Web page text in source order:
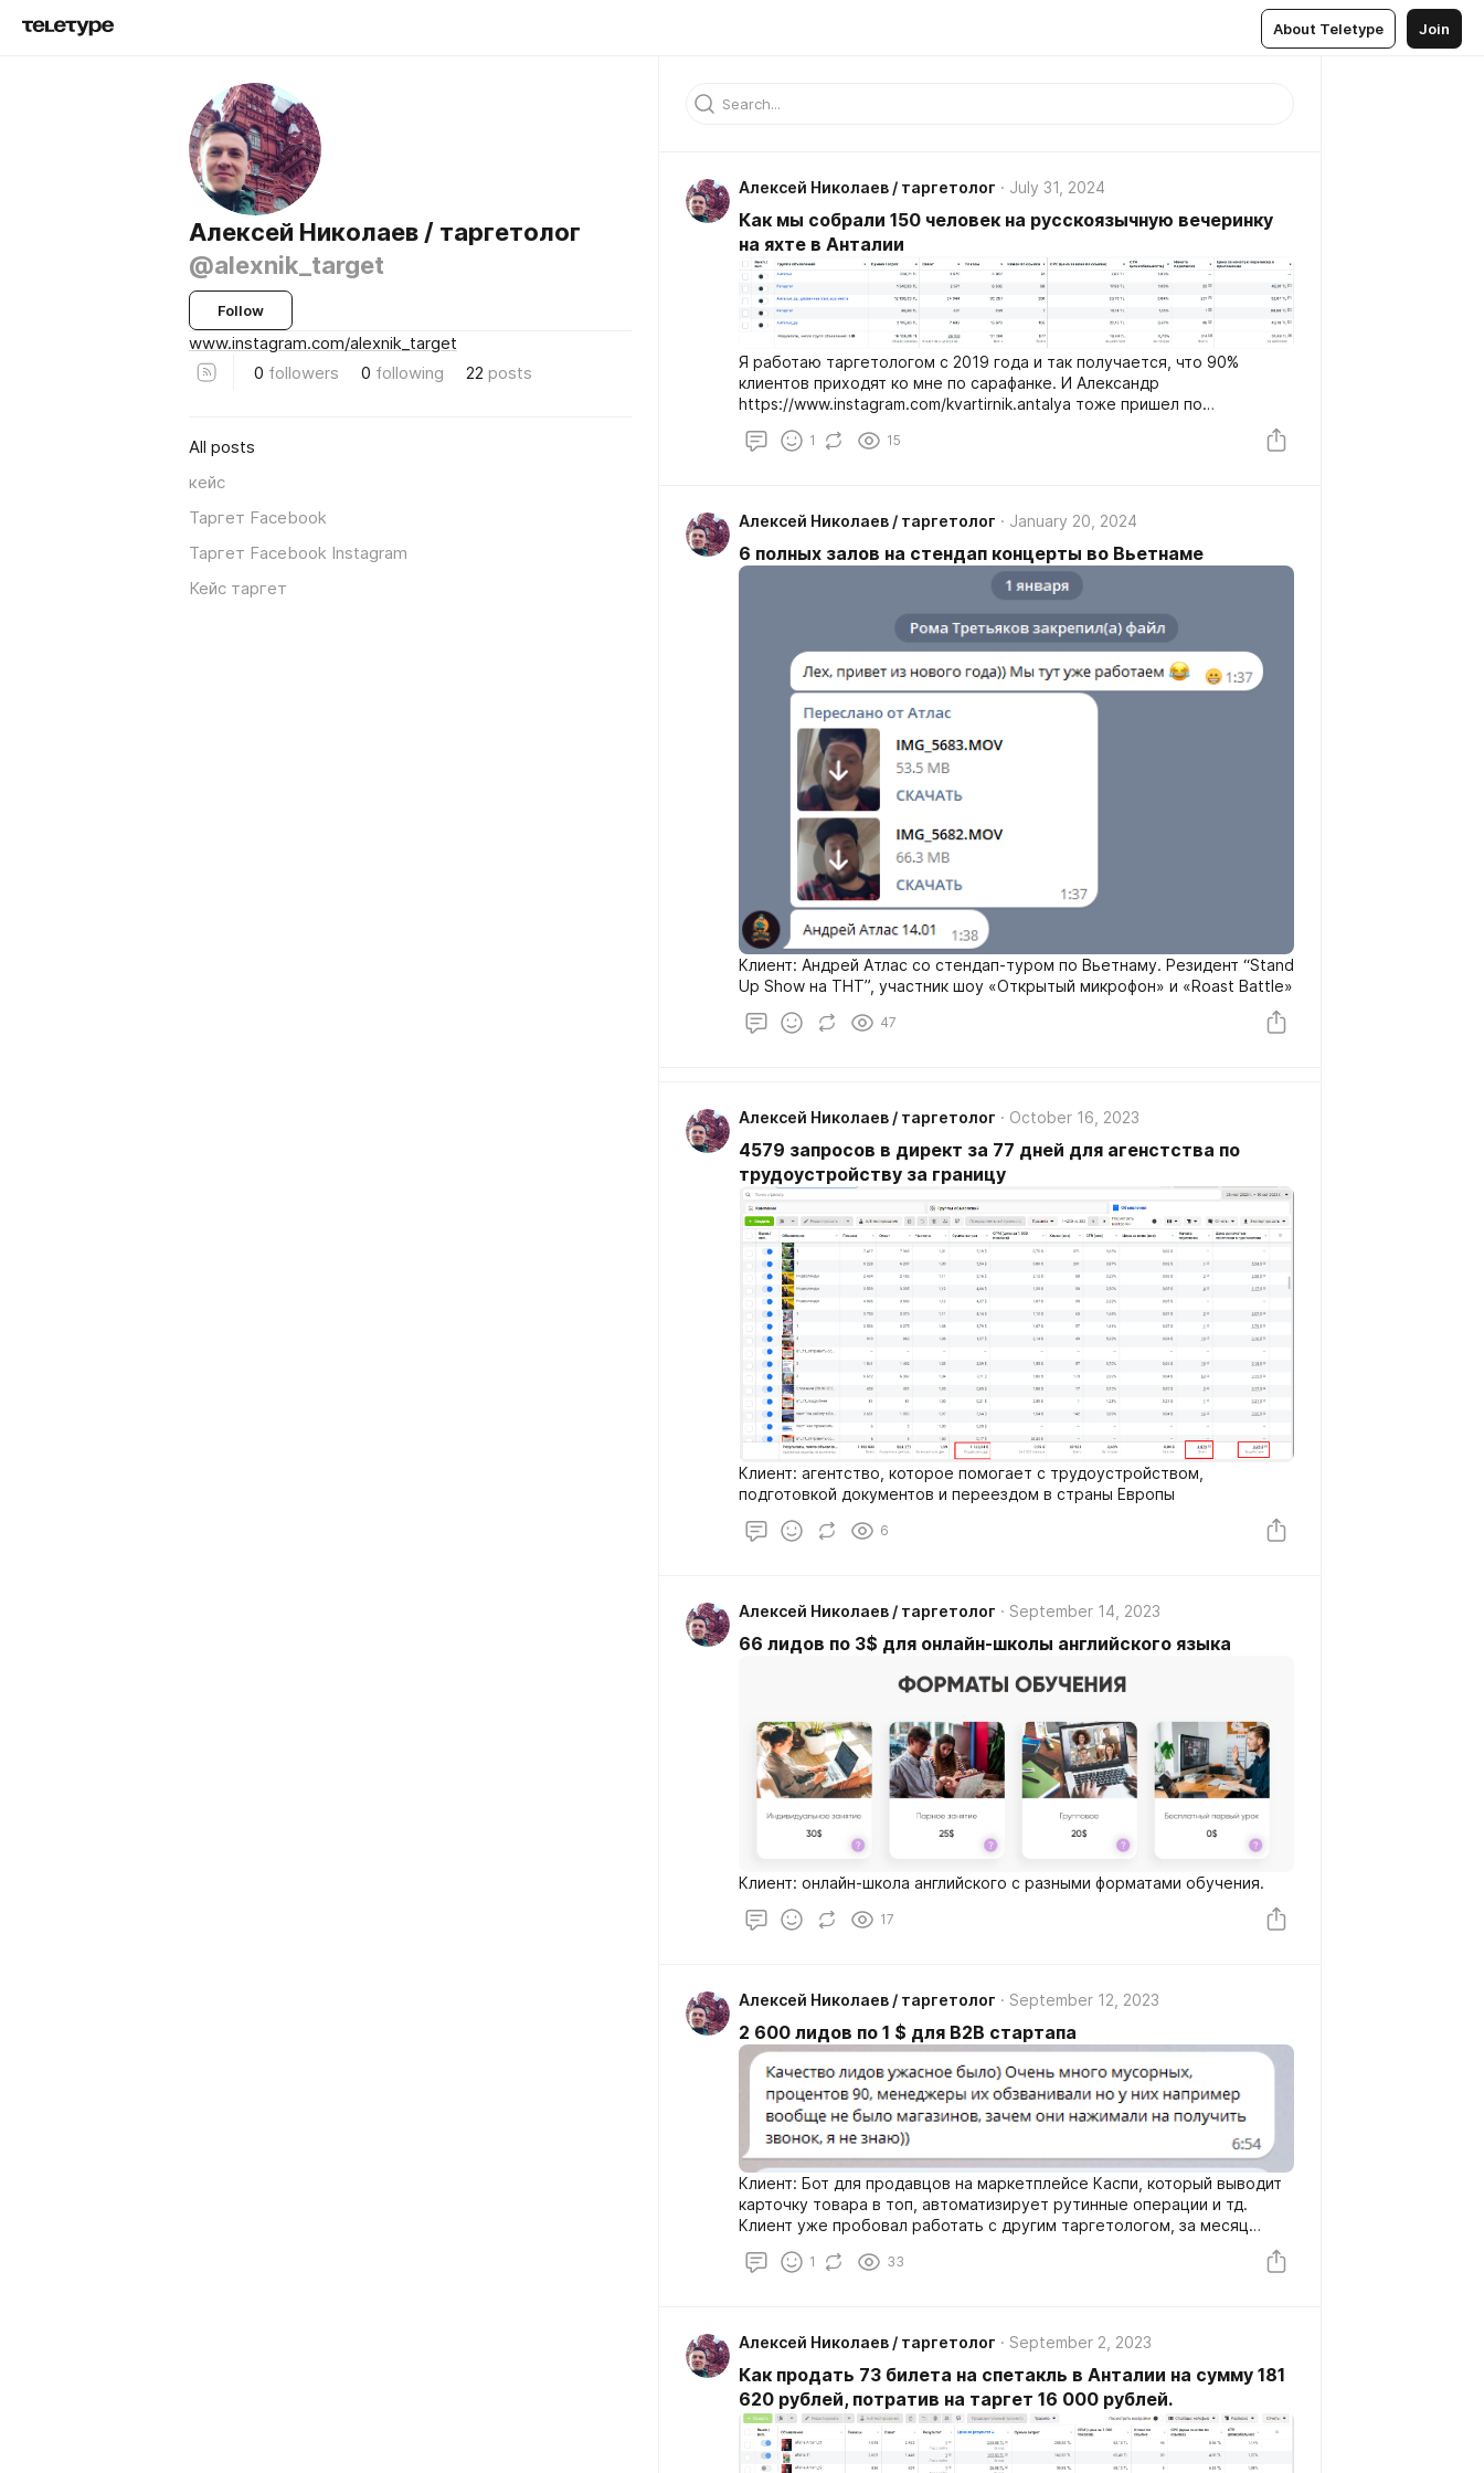
About Teletype Join
Алексей Николаев / таргетолог
@alexnik_target
Follow
www.instagram.com/alexnik_target
0 followers 0 following 22 posts
All posts
кейс
Таргет Facebook
Таргет Facebook Instagram
Кейс таргет
Алексей Николаев / таргетолог July 31, 2024
Как мы собрали 150 человек на русскоязычную вечеринку
на яхте в Анталии
Я работаю таргетологом с 2019 года и так получается, что 90%
клиентов приходят ко мне по сарафанке. И Александр
https://www.instagram.com/kvartirnik.antalya тоже пришел по
1 15
Алексей Николаев / таргетолог January 20, 2024
6 полных залов на стендап концерты во Вьетнаме
Клиент: Андрей Атлас со стендап-туром по Вьетнаму. Резидент “Stand
Up Show на ТНТ”, участник шоу «Открытый микрофон» и «Roast Battle»
47
Алексей Николаев / таргетолог October 16, 2023
4579 запросов в директ за 77 дней для агенстства по
трудоустройству за границу
Клиент: агентство, которое помогает с трудоустройством,
подготовкой документов и переездом в страны Европы
6
Алексей Николаев / таргетолог September 14, 2023
66 лидов по 3$ для онлайн-школы английского языка
Клиент: онлайн-школа английского с разными форматами обучения.
17
Алексей Николаев / таргетолог September 12, 2023
2 600 лидов по 1 $ для B2B стартапа
Клиент: Бот для продавцов на маркетплейсе Каспи, который выводит
карточку товара в топ, автоматизирует рутинные операции и тд.
Клиент уже пробовал работать с другим таргетологом, за месяц
лидов, из которых только с 10 удалось связаться.
1 33
Алексей Николаев / таргетолог September 2, 2023
Как продать 73 билета на спетакль в Анталии на сумму 181
620 рублей, потратив на таргет 16 000 рублей.